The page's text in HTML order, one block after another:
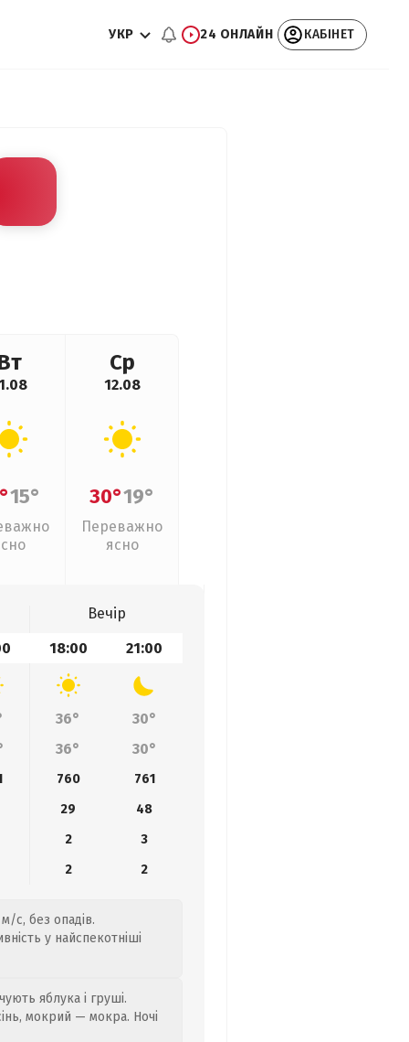
УКР 24 ОНЛАЙН КАБІНЕТ
15°
Ср
12.08
30°19°
Переважно
ясно
Вечір
18:00 21:00
36°
30°
36° 30°
760
761
29
48
2
3
2
2
с, без опадів.
у найспекотніші
яблука і груші.
мокрий — мокра. Ночі